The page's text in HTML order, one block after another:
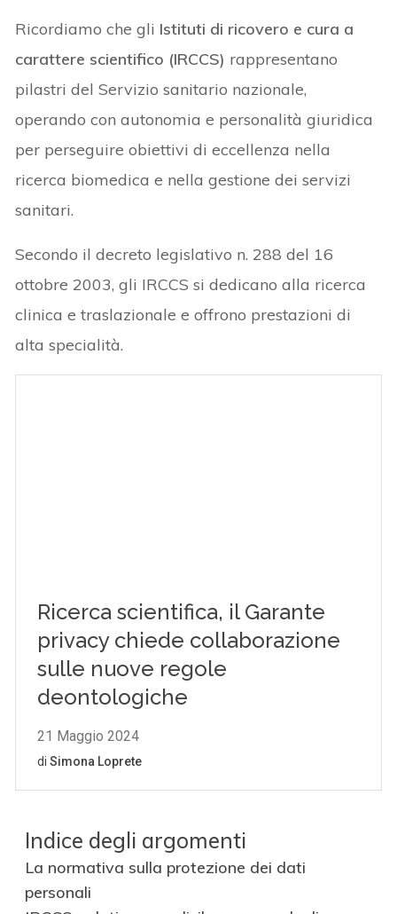
Ricordiamo che gli Istituti di ricovero e cura a
carattere scientifico (IRCCS) rappresentano
pilastri del Servizio sanitario nazionale,
operando con autonomia e personalità giuridica
per perseguire obiettivi di eccellenza nella
ricerca biomedica e nella gestione dei servizi
sanitari.
Secondo il decreto legislativo n. 288 del 16
ottobre 2003, gli IRCCS si dedicano alla ricerca
clinica e traslazionale e offrono prestazioni di
alta specialità.
Indice degli argomenti
La normativa sulla protezione dei dati
personali